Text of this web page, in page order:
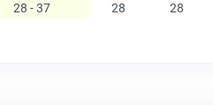
28 - 37 28 28